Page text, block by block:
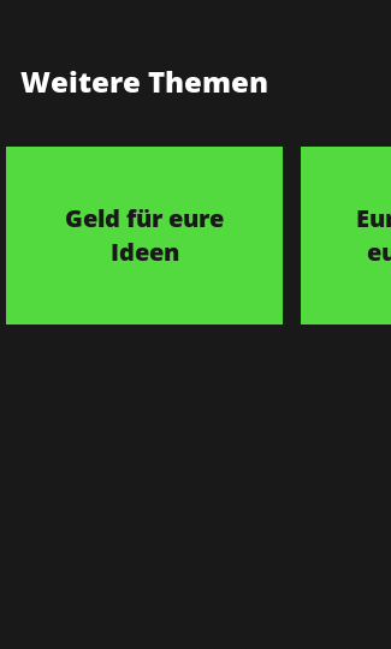
Weitere Themen
Geld für eure
Ideen